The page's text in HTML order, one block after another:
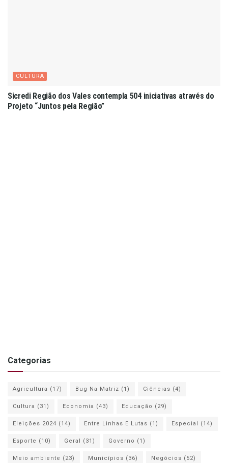
CULTURA
Sicredi Região dos Vales contempla 504 iniciativas através do
Projeto “Juntos pela Região”
Categorias
Agricultura (17) Bug Na Matriz (1) Ciências (4)
Cultura (31) Economia (43) Educação (29)
Eleições 2024 (14) Entre Linhas E Lutas (1) Especial (14)
Esporte (10) Geral (31) Governo (1)
Meio ambiente (23) Municípios (36) Negócios (52)